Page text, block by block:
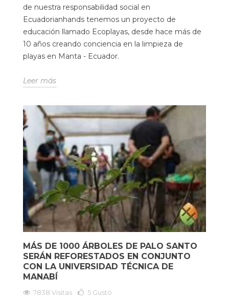
de nuestra responsabilidad social en
Ecuadorianhands tenemos un proyecto de
educación llamado Ecoplayas, desde hace más de
10 años creando conciencia en la limpieza de
playas en Manta - Ecuador.
Leer más
MÁS DE 1000 ÁRBOLES DE PALO SANTO
SERÁN REFORESTADOS EN CONJUNTO
CON LA UNIVERSIDAD TÉCNICA DE
MANABÍ
7838 Visitas 5 Gustó